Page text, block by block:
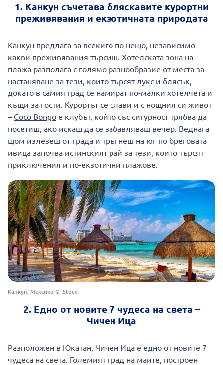
1. Канкун съчетава бляскавите курортни
преживявания и екзотичната природата
Канкун предлага за всекиго по нещо, независимо
какви преживявания търсиш. Хотелската зона на
плажа разполага с голямо разнообразие от места за
настаняване за тези, които търсят лукс и блясък,
докато в самия град се намират по-малки хотелчета и
къщи за гости. Курортът се слави и с нощния си живот
– Coco Bongo е клубът, който със сигурност трябва да
посетиш, ако искаш да се забавляваш вечер. Веднага
щом излезеш от града и тръгнеш на юг по бреговата
ивица започва истинският рай за тези, които търсят
приключения и по-екзотични плажове.
Канкун, Мексико © iStock
2. Едно от новите 7 чудеса на света –
Чичен Ица
Разположен в Юкатан, Чичен Ица е едно от новите 7
чудеса на света. Големият град на маите, построен